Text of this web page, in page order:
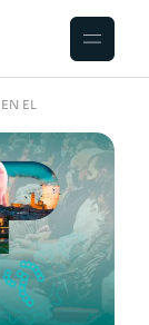
EL